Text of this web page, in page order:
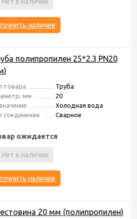
наличие
полипропилен 25*2.3 PN20
товара
Труба
мм
20
Холодная вода
соединения
Сварное
ожидается
Нет в наличии
наличие
20 мм (полипропилен)